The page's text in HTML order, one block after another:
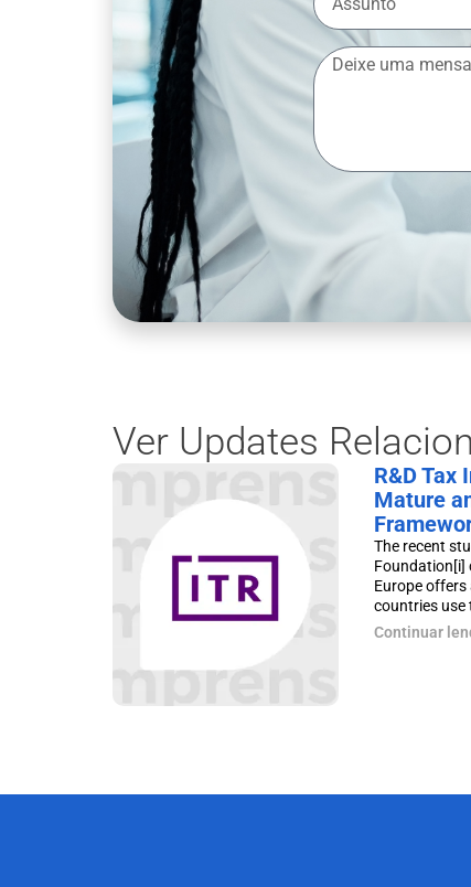
Ver Updates
R&D Tax
Mature
The recent
Foundation[i]
Europe offers
countries use
Continuar